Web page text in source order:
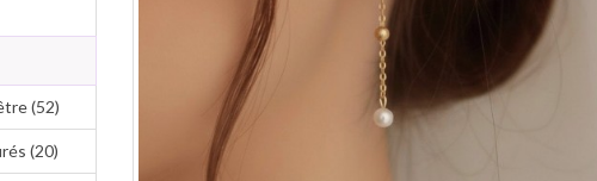
(52)
(20)